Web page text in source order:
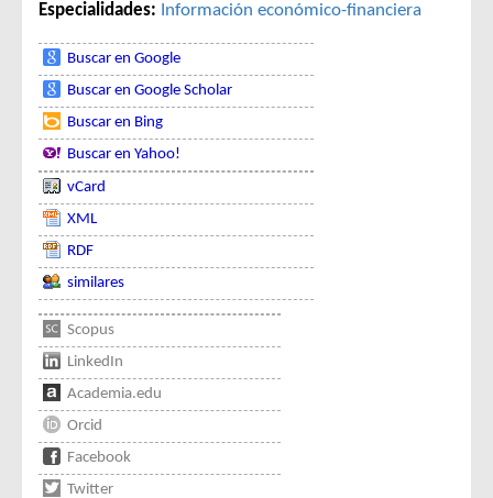
Especialidades: Información económico-financiera
Buscar en Google
Buscar en Google Scholar
Buscar en Bing
Buscar en Yahoo!
vCard
XML
RDF
similares
Scopus
LinkedIn
Academia.edu
Orcid
Facebook
Twitter